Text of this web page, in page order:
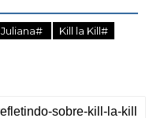
Juliana#
Kill la Kill#